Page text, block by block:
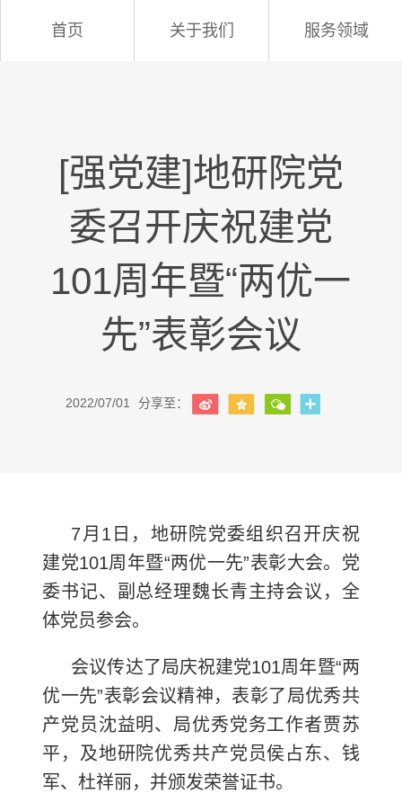
首页 关于我们 服务领域
[强党建]地研院党
委召开庆祝建党
101周年暨“两优一
先”表彰会议
2022/07/01 分享至：
7月1日，地研院党委组织召开庆祝
建党101周年暨“两优一先”表彰大会。党
委书记、副总经理魏长青主持会议，全
体党员参会。
会议传达了局庆祝建党101周年暨“两
优一先”表彰会议精神，表彰了局优秀共
产党员沈益明、局优秀党务工作者贾苏
平，及地研院优秀共产党员侯占东、钱
军、杜祥丽，并颁发荣誉证书。